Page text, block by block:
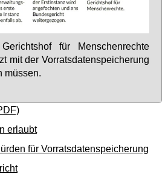
für Men­schen­rech­te
mit der Vor­rats­da­ten­spei­che­rung
erlaubt
für Vorratsdatenspeicherung